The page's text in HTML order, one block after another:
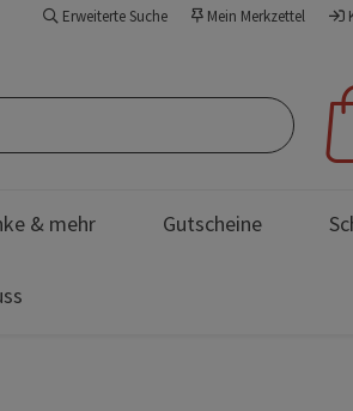
Erweiterte Suche Mein Merkzettel
& mehr Gutscheine